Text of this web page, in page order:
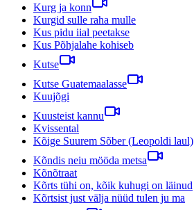
Kurg ja konn
Kurgid sulle raha mulle
Kus pidu iial peetakse
Kus Põhjalahe kohiseb
Kutse
Kutse Guatemaalasse
Kuujõgi
Kuusteist kannu
Kvissental
Kõige Suurem Sõber (Leopoldi laul)
Kõndis neiu mööda metsa
Kõnõtraat
Kõrts tühi on, kõik kuhugi on läinud
Kõrtsist just välja nüüd tulen ju ma